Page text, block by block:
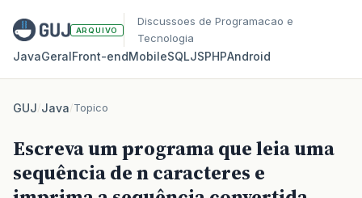
ARQUIVO
Discussoes de Programacao e
Tecnologia
JavaGeralFront‑endMobileSQLJSPHPAndroid
GUJ/Java/Topico
Escreva um programa que leia uma
sequência de n caracteres e